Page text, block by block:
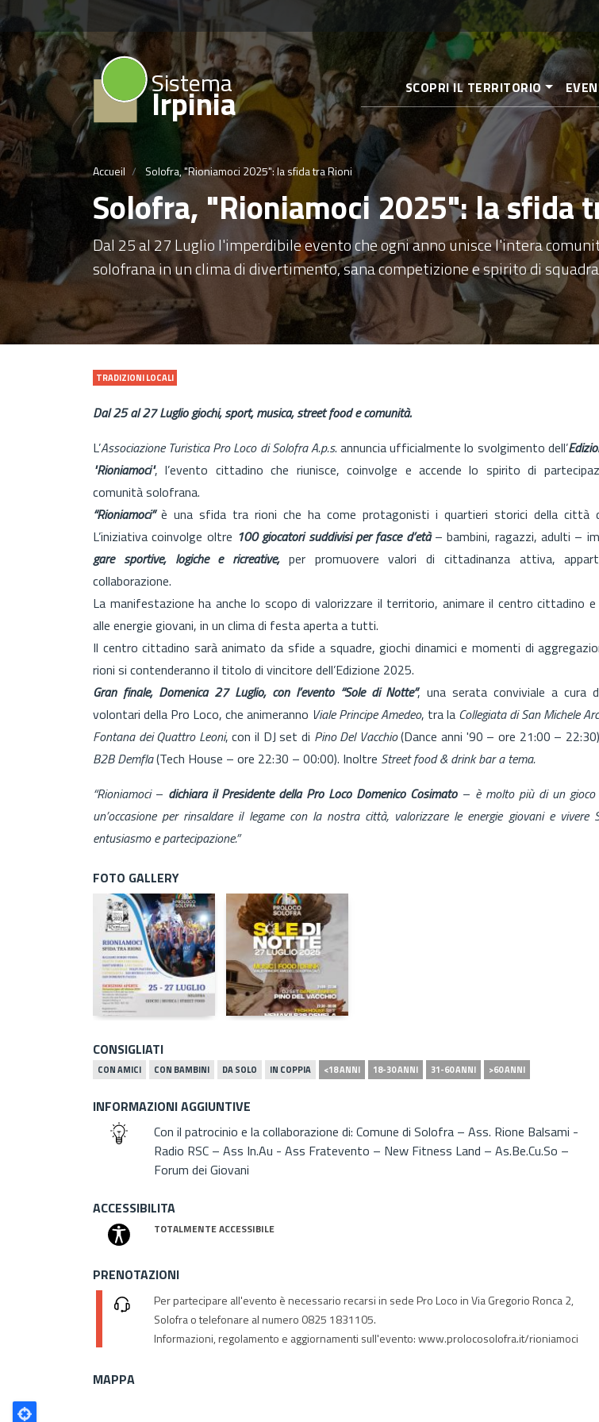
au
contenu
principal
Sistema
Irpinia SCOPRI IL TERRITORIO
Accueil Solofra, "Rioniamoci 2025": la sfida tra Rioni
Solofra, "Rioniamoci 2025": la sfida
Dal 25 al 27 Luglio l'imperdibile evento che ogni anno unisce l'intera
solofrana in un clima di divertimento, sana competizione e spirito di squadra
TRADIZIONI LOCALI
Dal 25 al 27 Luglio giochi, sport, musica, street food e comunità.
L’Associazione Turistica Pro Loco di Solofra A.p.s. annuncia ufficialmente lo svolgimento dell’
"Rioniamoci", l’evento cittadino che riunisce, coinvolge e accende lo spirito di
comunità solofrana.
“Rioniamoci”è una sfida tra rioni che ha come protagonisti i quartieri storici della città
L’iniziativa coinvolge oltre 100 giocatori suddivisi per fasce d’età– bambini, ragazzi, adulti –
gare sportive, logiche e ricreative,per promuovere valori di cittadinanza attiva,
collaborazione.
La manifestazione ha anche lo scopo di valorizzare il territorio, animare il centro cittadino e
alle energie giovani, in un clima di festa aperta a tutti.
Il centro cittadino sarà animato da sfide a squadre, giochi dinamici e momenti di
rioni si contenderanno il titolo di vincitore dell’Edizione 2025.
Gran finale, Domenica 27 Luglio, con l’evento “Sole di Notte”, una serata conviviale a cura
volontari della Pro Loco, che animeranno Viale Principe Amedeo, tra la Collegiata di San Michele
Fontana dei Quattro Leoni, con il DJ set di Pino Del Vacchio(Dance anni '90 – ore 21:00 –
B2B Demfla(Tech House – ore 22:30 – 00:00). Inoltre Street food & drink bar a tema.
“Rioniamoci – dichiara il Presidente della Pro Loco Domenico Cosimato– è molto più di un
un’occasione per rinsaldare il legame con la nostra città, valorizzare le energie giovani e vivere
entusiasmo e partecipazione.”
FOTO GALLERY
CONSIGLIATI
CON AMICI CON BAMBINI DA SOLO IN COPPIA <18 ANNI 18-30 ANNI 31-60 ANNI >60 ANNI
INFORMAZIONI AGGIUNTIVE
Con il patrocinio e la collaborazione di: Comune di Solofra – Ass. Rione Balsami -
Radio RSC – Ass In.Au - Ass Fratevento – New Fitness Land – As.Be.Cu.So –
Forum dei Giovani
ACCESSIBILITA
TOTALMENTE ACCESSIBILE
PRENOTAZIONI
Per partecipare all'evento è necessario recarsi in sede Pro Loco in Via Gregorio Ronca 2,
Solofra o telefonare al numero 0825 1831105.
Informazioni, regolamento e aggiornamenti sull'evento: www.prolocosolofra.it/rioniamoci
MAPPA
Poligono